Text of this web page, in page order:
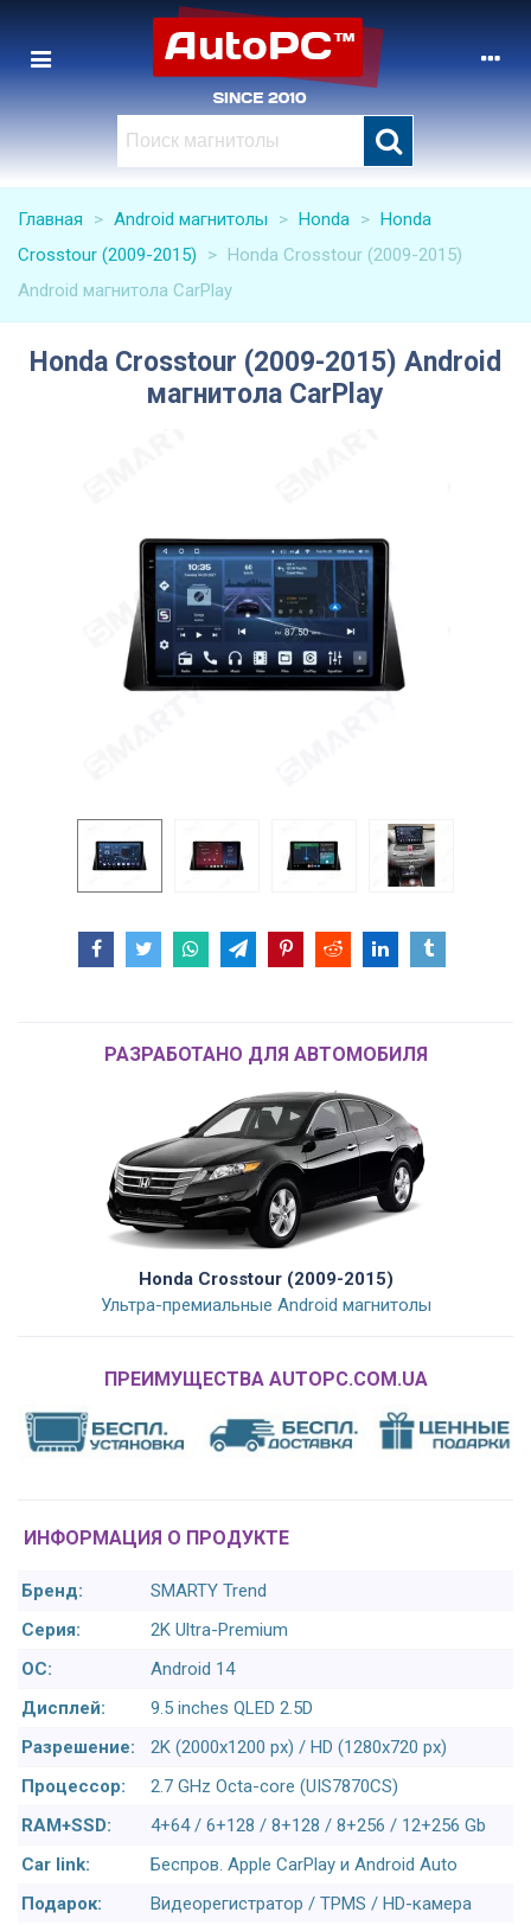
Главная > Android магнитолы > Honda > Honda
Crosstour (2009-2015)
> Honda Crosstour (2009-2015)
Android магнитола CarPlay
Honda Crosstour (2009-2015) Android
магнитола CarPlay
РАЗРАБОТАНО ДЛЯ АВТОМОБИЛЯ
Honda Crosstour (2009-2015)
Ультра-премиальные Android магнитолы
ПРЕИМУЩЕСТВА AUTOPC.COM.UA
ИНФОРМАЦИЯ О ПРОДУКТЕ
Бренд:
SMARTY Trend
Серия:
2K Ultra-Premium
ОС:
Android 14
Дисплей:
9.5 inches QLED 2.5D
Разрешение:
2K (2000x1200 px) / HD (1280x720 px)
Процессор:
2.7 GHz Octa-core (UIS7870CS)
RAM+SSD:
4+64 / 6+128 / 8+128 / 8+256 / 12+256 Gb
Car link:
Беспров. Apple CarPlay и Android Auto
Подарок:
Видеорегистратор / TPMS / HD-камера